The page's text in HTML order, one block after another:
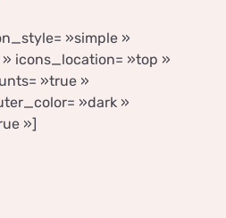
»simple »
icons_location= »top »
»true »
»dark »
»]